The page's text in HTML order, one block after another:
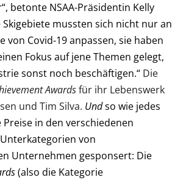
betonte NSAA-Präsidentin Kelly
Skigebiete mussten sich nicht nur an
von Covid-19 anpassen, sie haben
Fokus auf jene Themen gelegt,
sonst noch beschäftigen.“ Die
Awardsfür ihr Lebenswerk
und Tim Silva. Undso wie jedes
Preise in den verschiedenen
von
Unternehmen gesponsert: Die
(also die Kategorie